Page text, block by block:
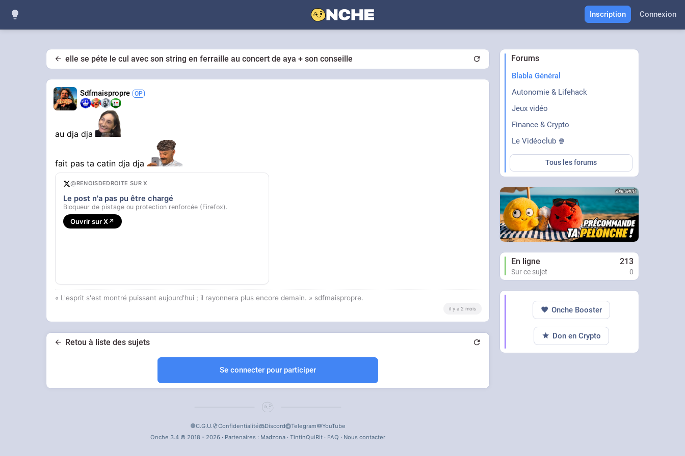
Inscription Connexion
elle se péte le cul avec son string en ferraille au concert de aya + son conseille
Sdfmaispropre
au dja dja
fait pas ta catin dja dja
@RENOISDEDROITE SUR X
Le post n'a pas pu être chargé
Bloqueur de pistage ou protection renforcée (Firefox).
Ouvrir sur X↗
« L'esprit s'est montré puissant aujourd'hui ; il rayonnera plus encore demain. » sdfmaispropre.
il y a 2 mois
Retou à liste des sujets
Se connecter pour participer
C.G.U. Confidentialité Discord Telegram
YouTube
Onche 3.4 © 2018 - 2026 · Partenaires : Madzona ·TintinQuiRit · FAQ · Nous contacter
Forums
Blabla Général
Autonomie & Lifehack
Jeux vidéo
Finance & Crypto
Le Vidéoclub 🍿
Tous les forums
En ligne 213
Sur ce sujet 0
Onche Booster
Don en Crypto